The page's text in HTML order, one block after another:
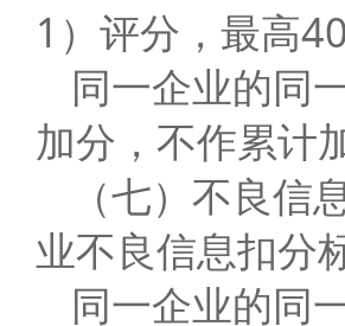
1）评分，最高40
同一企业的同
加分，不作累计
（七）不良
业不良信息扣分
同一企业的同